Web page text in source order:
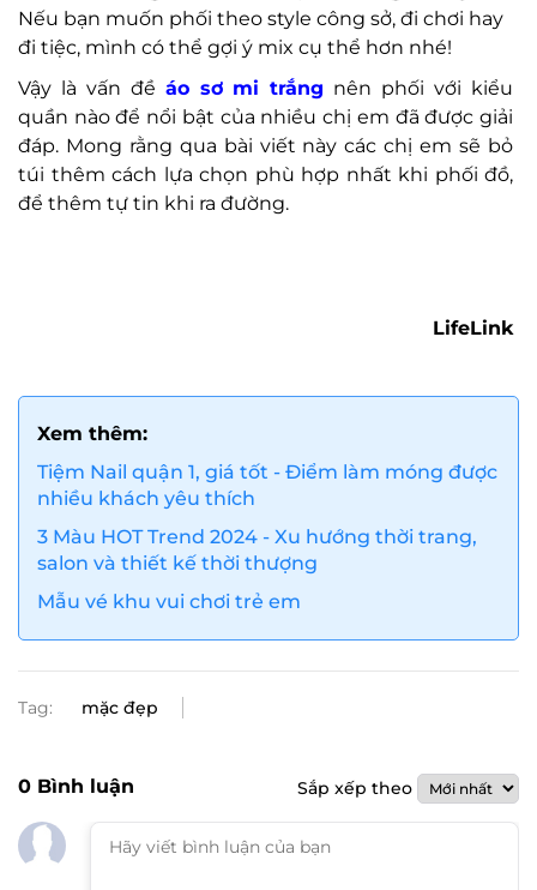
Nếu bạn muốn phối theo style công sở, đi chơi hay
đi tiệc, mình có thể gợi ý mix cụ thể hơn nhé!
Vậy là vấn đề áo sơ mi trắng nên phối với kiểu
quần nào để nổi bật của nhiều chị em đã được giải
đáp. Mong rằng qua bài viết này các chị em sẽ bỏ
túi thêm cách lựa chọn phù hợp nhất khi phối đồ,
để thêm tự tin khi ra đường.
LifeLink
Xem thêm:
Tiệm Nail quận 1, giá tốt - Điểm làm móng được
nhiều khách yêu thích
3 Màu HOT Trend 2024 - Xu hướng thời trang,
salon và thiết kế thời thượng
Mẫu vé khu vui chơi trẻ em
Tag: mặc đẹp
0 Bình luận Sắp xếp theo